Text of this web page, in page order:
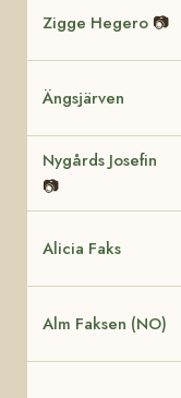
Zigge Hegero 📷
Ängsjärven
Nygårds Josefin
📷
Alicia Faks
Alm Faksen (NO)